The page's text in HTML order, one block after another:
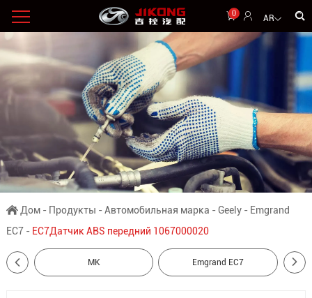
0
AR
Дом - Продукты -Автомобильная марка -Geely - Emgrand
EC7 - EC7Датчик ABS передний 1067000020
MK Emgrand EC7